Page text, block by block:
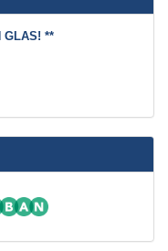
GLAS! **